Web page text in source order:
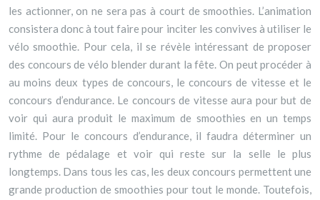
les actionner, on ne sera pas à court de smoothies. L’animation
consistera donc à tout faire pour inciter les convives à utiliser le
vélo smoothie. Pour cela, il se révèle intéressant de proposer
des concours de vélo blender durant la fête. On peut procéder à
au moins deux types de concours, le concours de vitesse et le
concours d’endurance. Le concours de vitesse aura pour but de
voir qui aura produit le maximum de smoothies en un temps
limité. Pour le concours d’endurance, il faudra déterminer un
rythme de pédalage et voir qui reste sur la selle le plus
longtemps. Dans tous les cas, les deux concours permettent une
grande production de smoothies pour tout le monde. Toutefois,